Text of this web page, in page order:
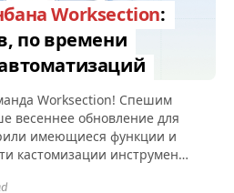
Worksection:
по времени
Worksection! Спешим
весеннее обновление для
имеющиеся функции и
кастомизации инструмента